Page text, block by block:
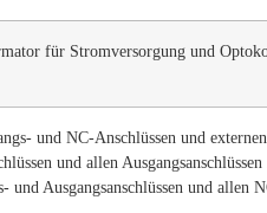
für Stromversorgung und
und NC-Anschlüssen und
und allen
Ausgangsanschlüssen und allen